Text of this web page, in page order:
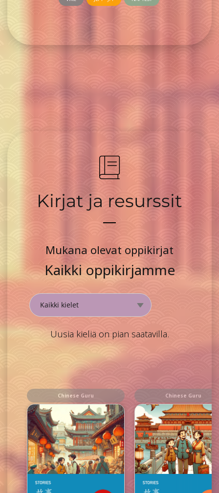
Kirjat ja resurssit
Mukana olevat oppikirjat
Kaikki oppikirjamme
Uusia kieliä on pian saatavilla.
Chinese Guru Chinese Guru